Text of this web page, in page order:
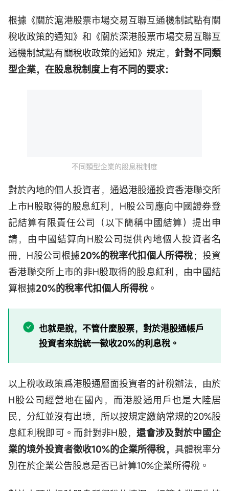
根據《關於滬港股票市場交易互聯互通機制試點有關
稅收政策的通知》和《關於深港股票市場交易互聯互
通機制試點有關稅收政策的通知》規定， 針對不同類
型企業，在股息稅制度上有不同的要求：
不同類型企業的股息稅制度
對於內地的個人投資者，通過港股通投資香港聯交所
上市H股取得的股息紅利，H股公司應向中國證券登
記結算有限責任公司（以下簡稱中國結算）提出申
請，由中國結算向H股公司提供內地個人投資者名
冊，H股公司根據20%的稅率代扣個人所得稅；投資
香港聯交所上市的非H股取得的股息紅利，由中國結
算根據20%的稅率代扣個人所得稅。
也就是說，不管什麼股票，對於港股通帳戶
投資者來說統一徵收20%的利息稅。
以上稅收政策爲港股通層面投資者的計稅辦法，由於
H股公司經營地在國內，而港股通用戶也是大陸居
民，分紅並沒有出境，所以按規定繳納常規的20%股
息紅利稅即可。而針對非H股，還會涉及對於中國企
業的境外投資者徵收10%的企業所得稅， 具體稅率分
別在於企業公告股息是否已計算10%企業所得稅。